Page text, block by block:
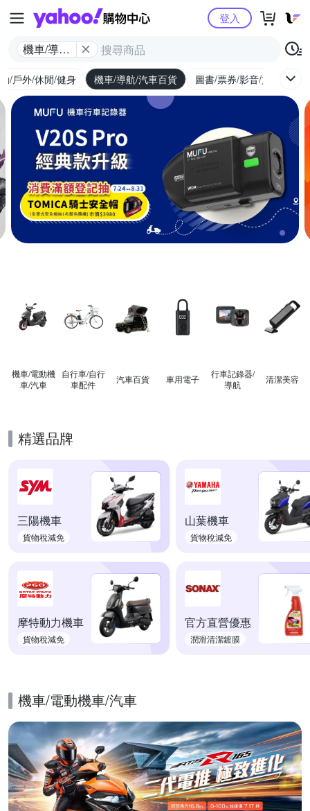
Yahoo購物中心
機車/導航/
登入
/戶外/休閒/健身 機車/導航/汽車百貨 圖書/票券/影音/文具
機車/電動機
車/汽車
自行車/自行
車配件
汽車百貨 車用電子
行車記錄器/
導航
清潔美容
精選品牌
三陽機車
貨物稅減免
山葉機車
貨物稅減免
摩特動力機車
貨物稅減免
官方直營優惠
潤滑清潔鍍膜
機車/電動機車/汽車